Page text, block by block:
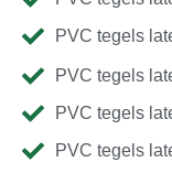
PVC tegels
PVC tegels
PVC tegels
PVC tegels